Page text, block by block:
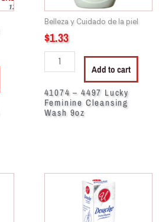
Belleza y Cuidado de la piel
$1.33
quantity
Add to cart
41074 – 4497 Lucky
Feminine Cleansing
Wash 9oz
41048